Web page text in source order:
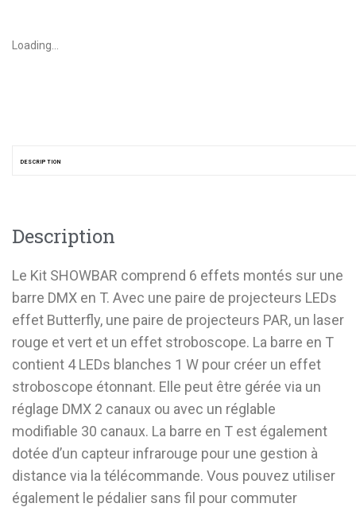
Loading...
DESCRIPTION
Description
Le Kit SHOWBAR comprend 6 effets montés sur une
barre DMX en T. Avec une paire de projecteurs LEDs
effet Butterfly, une paire de projecteurs PAR, un laser
rouge et vert et un effet stroboscope. La barre en T
contient 4 LEDs blanches 1 W pour créer un effet
stroboscope étonnant. Elle peut être gérée via un
réglage DMX 2 canaux ou avec un réglable
modifiable 30 canaux. La barre en T est également
dotée d’un capteur infrarouge pour une gestion à
distance via la télécommande. Vous pouvez utiliser
également le pédalier sans fil pour commuter